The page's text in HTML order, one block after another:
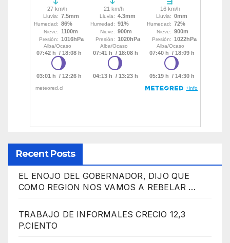
Recent Posts
EL ENOJO DEL GOBERNADOR, DIJO QUE
COMO REGION NOS VAMOS A REBELAR …
TRABAJO DE INFORMALES CRECIO 12,3
P.CIENTO